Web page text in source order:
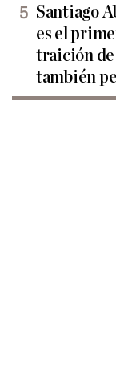
Santiago
es el
traición
también